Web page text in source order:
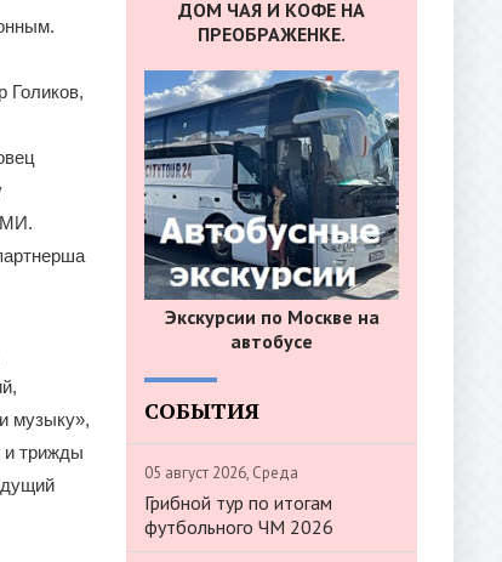
Голиков,
музыку»,
и трижды
ДОМ ЧАЯ И КОФЕ НА
ПРЕОБРАЖЕНКЕ.
Экскурсии по Москве на
автобусе
СОБЫТИЯ
05 август 2026, Среда
Грибной тур по итогам
футбольного ЧМ 2026